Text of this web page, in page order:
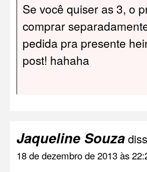
Se você quiser as 3, o
comprar
pedida pra presente
post! hahaha
Jaqueline Souza
18 de dezembro de 2013 às